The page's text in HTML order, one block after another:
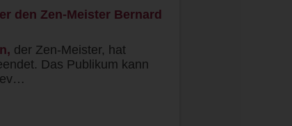
den Zen-Meister Bernard
der Zen-Meister, hat
Das Publikum kann